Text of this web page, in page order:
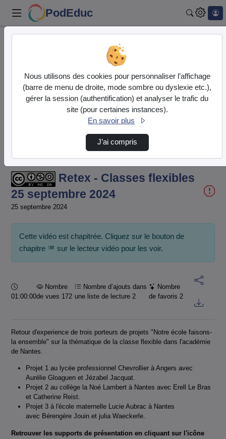
PodEduc
Retex - Classes flexibles 25 septembre 2024
actuel
/ Durée
01:00:00 Chargé:
3.80%
dans
l'image
écran
Retex - Classes flexibles
25 septembre 2024
25 septembre 2024
Cette vidéo est chapitrée. Cliquez sur le bouton de
chapitre
sur le lecteur vidéo pour les voir.
Durée :
01:00:00
Nombre
de vues 172
Nombre d’ajouts dans
une liste de lecture 2
Nombre
de favoris2
Retour d'experience de trois porteurs de projets "Notre école faisons-
la ensemble" sur la thématique de la classe flexible dans l'académie
de Nantes.
Projet 1 au lycée professionnel Chevrollier à Angers avec
Aurélie Gloaguen et Jézabel Jacquat.
Projet 2 au collège la Noé Lambert à Nantes avec Erell Le Bras
et Catherine Reist.
Projet 3 à l'école maternelle Lucie Aubrac à Nantes
avec Bérengère Jouin et julia Waeckerle.
Retrouver les supports de présentation en cliquant sur l'icône
Nous utilisons des cookies pour personnaliser l’affichage
(barre de menu de droite, mode sombre ou dyslexie etc.),
gérer la session (authentification) et analyser le trafic du
site (pour certaines instances).
En savoir plus
J’ai compris